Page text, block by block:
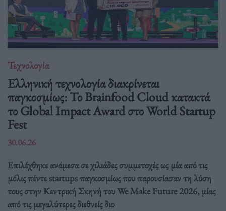
Τεχνολογία
Ελληνική τεχνολογία διακρίνεται
παγκοσμίως: Το Brainfood Cloud κατακτά
το Global Impact Award στο World Startup
Fest
30.06.26
Επιλέχθηκε ανάμεσα σε χιλιάδες συμμετοχές ως μία από τις
μόλις πέντε startups παγκοσμίως που παρουσίασαν τη λύση
τους στην Κεντρική Σκηνή του We Make Future 2026, μίας
από τις μεγαλύτερες διεθνείς διο